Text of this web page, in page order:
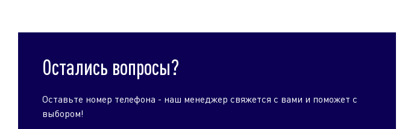
Остались вопросы?
Оставьте номер телефона - наш менеджер свяжется с вами и поможет с
выбором!